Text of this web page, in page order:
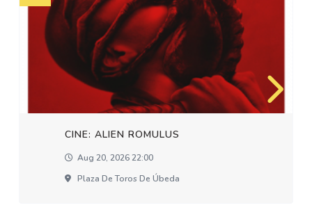
CINE: ALIEN ROMULUS
Aug 20, 2026 22:00
Plaza De Toros De Úbeda